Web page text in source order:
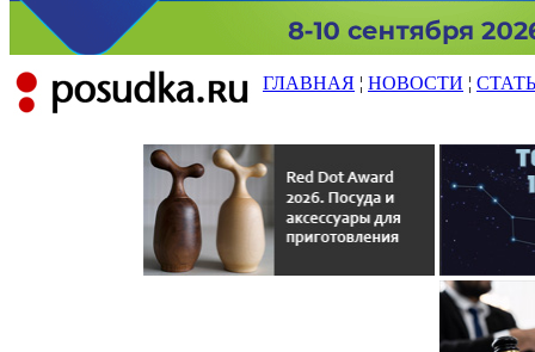
ГЛАВНАЯ ¦ НОВОСТИ ¦